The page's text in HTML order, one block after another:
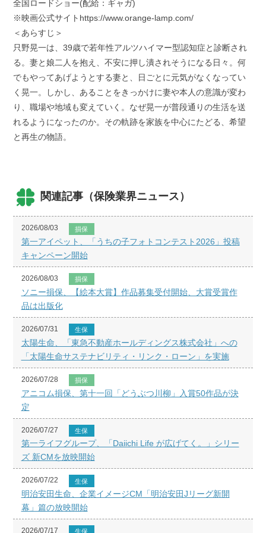
全国ロードショー(配給：ギャガ)
※映画公式サイトhttps://www.orange-lamp.com/
＜あらすじ＞
只野晃一は、39歳で若年性アルツハイマー型認知症と診断され
る。妻と娘二人を抱え、不安に押し潰されそうになる日々。何
でもやってあげようとする妻と、日ごとに元気がなくなってい
く晃一。しかし、あることをきっかけに妻や本人の意識が変わ
り、職場や地域も変えていく。なぜ晃一が普段通りの生活を送
れるようになったのか。その軌跡を家族を中心にたどる、希望
と再生の物語。
関連記事（保険業界ニュース）
2026/08/03 損保
第一アイペット、「うちの子フォトコンテスト2026」投稿
キャンペーン開始
2026/08/03 損保
ソニー損保、【絵本大賞】作品募集受付開始、大賞受賞作
品は出版化
2026/07/31 生保
太陽生命、「東急不動産ホールディングス株式会社」への
「太陽生命サステナビリティ・リンク・ローン」を実施
2026/07/28 損保
アニコム損保、第十一回「どうぶつ川柳」入賞50作品が決
定
2026/07/27 生保
第一ライフグループ、「Daiichi Life が広げてく。」シリー
ズ 新CMを放映開始
2026/07/22 生保
明治安田生命、企業イメージCM「明治安田Jリーグ新開
幕」篇の放映開始
2026/07/17 生保